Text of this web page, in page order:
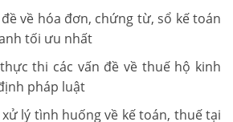
về hóa đơn, chứng từ, sổ kế toán
tối ưu nhất
thi các vấn đề về thuế hộ kinh
pháp luật
lý tình huống về kế toán, thuế tại